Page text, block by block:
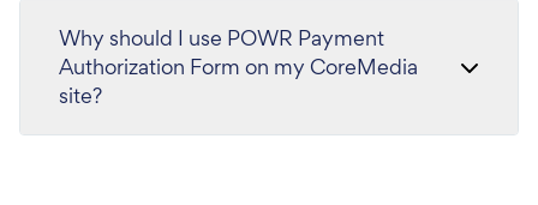
Why should I use POWR Payment
Authorization Form on my CoreMedia
site?